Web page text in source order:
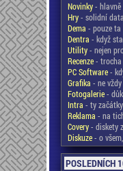
Novinky- hlavně
Hry- solidní
Dema - pouze ta
Dentra - když
Utility- nejen
Recenze- trocha
PC Software-
Grafika - ne
Fotogalerie-
Intra - ty
Reklama - na
Covery- diskety
Diskuze- o
POSLEDNÍCH